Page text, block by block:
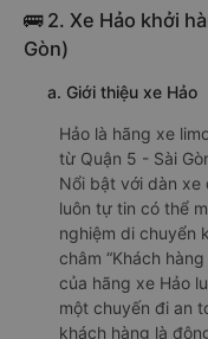
🚌 2. Xe Hảo khởi
Gòn)
a. Giới thiệu xe Hảo
Hảo là hãng xe
từ Quận 5 - Sài
Nổi bật với dàn xe
luôn tự tin có thể
nghiệm di chuyển
châm “Khách
của hãng xe Hảo
một chuyến đi an
khách hàng là